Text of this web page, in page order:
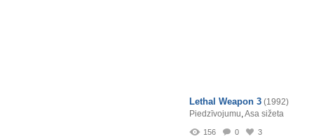
Lethal Weapon 3 (1992)
Piedzīvojumu,Asa sižeta
156 0 3